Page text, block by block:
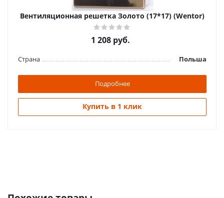
Вентиляционная решетка Золото (17*17) (Wentor)
1 208 руб.
Страна Польша
Подробнее
Купить в 1 клик